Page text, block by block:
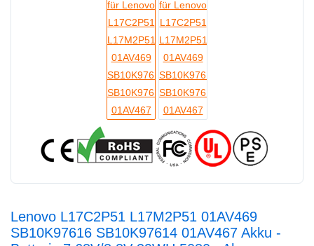
Lenovo L17C2P51 L17M2P51 01AV469
SB10K97616 SB10K97614 01AV467 Akku -